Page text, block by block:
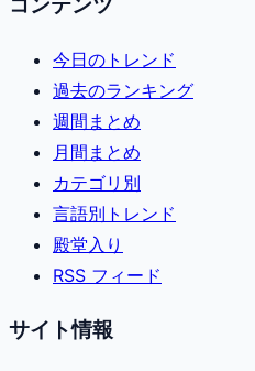
コンテンツ
今日のトレンド
過去のランキング
週間まとめ
月間まとめ
カテゴリ別
言語別トレンド
殿堂入り
RSS フィード
サイト情報